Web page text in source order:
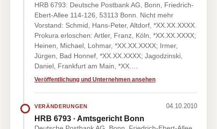
HRB 6793: Deutsche Postbank AG, Bonn, Friedrich-
Ebert-Allee 114-126, 53113 Bonn. Nicht mehr
Vorstand: Schmid, Hans-Peter, Altdorf, *XX.XX.XXXX.
Prokura erloschen: Artler, Franz, Köln, *XX.XX.XXXX;
Heinen, Michael, Lohmar, *XX.XX.XXXX; Irmer,
Jürgen, Bad Honnef, *XX.XX.XXXX; Jagodzinski,
Daniel, Frankfurt am Main, *XX.…
Veröffentlichung und Unternehmen ansehen
VERÄNDERUNGEN 04.10.2010
HRB 6793 · Amtsgericht Bonn